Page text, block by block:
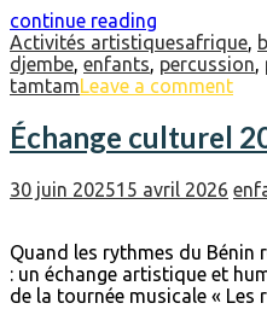
continue reading
Activités artistiquesafrique
djembe enfants percussion
tamtamLeave a comment
Échange culturel
30 juin 202515 avril 2026
Quand les rythmes du
: un échange artistique et
de la tournée musicale « Les